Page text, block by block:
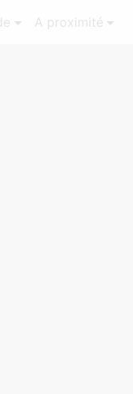
A proximité